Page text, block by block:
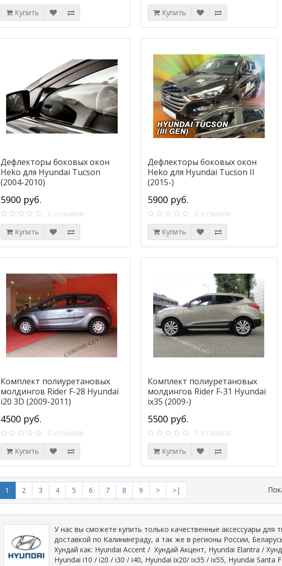
Купить
Купить
Дефлекторы боковых окон
Heko для Hyundai Tucson
(2004-2010)
5900 руб.
0 отзывов
Купить
Дефлекторы боковых окон
Heko для Hyundai Tucson II
(2015-)
5900 руб.
0 отзывов
Купить
Комплект полиуретановых
молдингов Rider F-28 Hyundai
i20 3D (2009-2011)
4500 руб.
0 отзывов
Купить
Комплект полиуретановых
молдингов Rider F-31 Hyundai
ix35 (2009-)
5500 руб.
0 отзывов
Купить
1 2 3 4 5 6 7 8 9 > >|
У нас вы сможете купить только качественные аксессуары для
доставкой по Калининграду, а так же в регионы России,
Хундай как: Hyundai Accent / Хундай Акцент, Hyundai Elantra /
Hyundai i10 / i20 / i30 / i40, Hyundai ix20/ ix35 / ix55, Hyundai Santa